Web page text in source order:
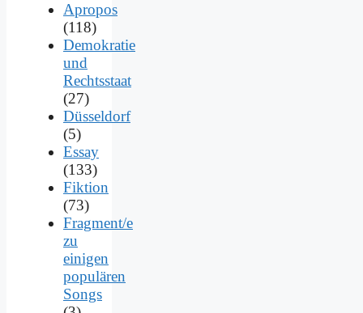
Apropos
(118)
Demokratie
und
Rechtsstaat
(27)
Düsseldorf
(5)
Essay
(133)
Fiktion
(73)
Fragment/e
zu
einigen
populären
Songs